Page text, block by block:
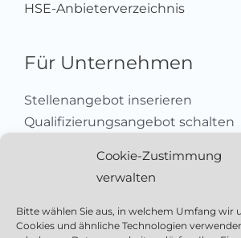
Cookie-Zustimmung
verwalten
Bitte wählen Sie aus, in welchem Umfang wir
Cookies und ähnliche Technologien
HSE-Anbieterverzeichnis
Für Unternehmen
Stellenangebot inserieren
Qualifizierungsangebot schalten